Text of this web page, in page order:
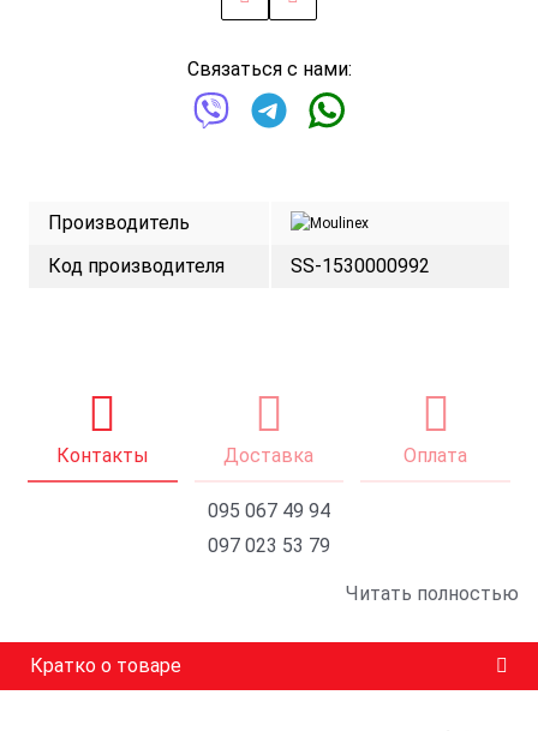
Связаться с нами:
Производитель
Код производителя
SS-1530000992
Контакты Доставка Оплата
095 067 49 94
097 023 53 79
Читать полностью
Кратко о товаре